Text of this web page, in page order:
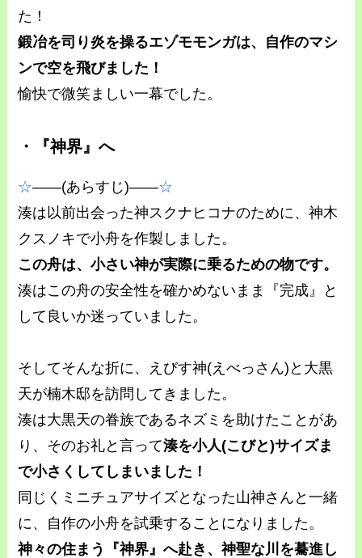
た！
鍛冶を司り炎を操るエゾモモンガは、自作のマシ
ンで空を飛びました！
愉快で微笑ましい一幕でした。
・『神界』へ
☆――(あらすじ)――☆
湊は以前出会った神スクナヒコナのために、神木
クスノキで小舟を作製しました。
この舟は、小さい神が実際に乗るための物です。
湊はこの舟の安全性を確かめないまま『完成』と
して良いか迷っていました。
そしてそんな折に、えびす神(えべっさん)と大黒
天が楠木邸を訪問してきました。
湊は大黒天の眷族であるネズミを助けたことがあ
り、そのお礼と言って湊を小人(こびと)サイズま
で小さくしてしまいました！
同じくミニチュアサイズとなった山神さんと一緒
に、自作の小舟を試乗することになりました。
神々の住まう『神界』へ赴き、神聖な川を驀進し